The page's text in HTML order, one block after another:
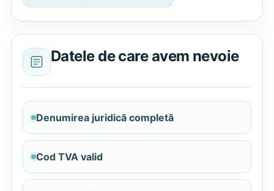
Datele de care avem nevoie
Denumirea juridică completă
Cod TVA valid